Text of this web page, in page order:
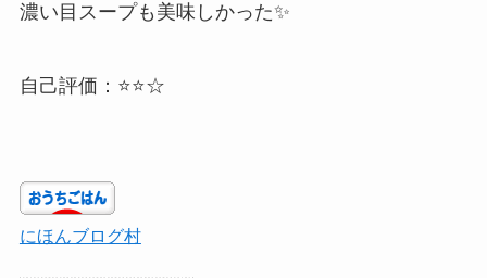
濃い目スープも美味しかった✨
自己評価：⭐⭐☆
にほんブログ村